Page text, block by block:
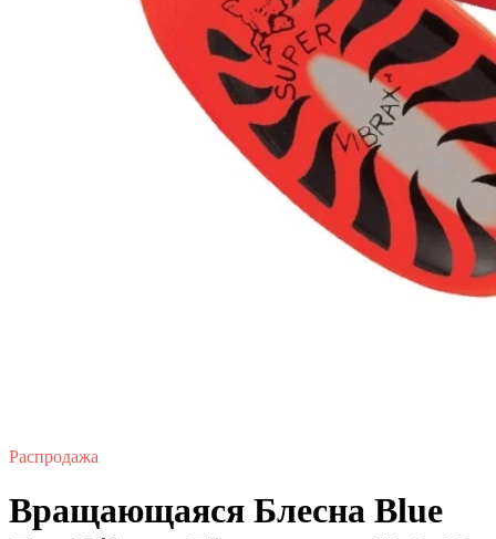
Распродажа
Вращающаяся Блесна Blue